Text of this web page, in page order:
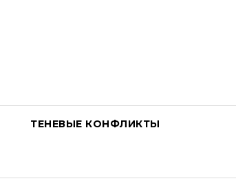
ТЕНЕВЫЕ КОНФЛИКТЫ